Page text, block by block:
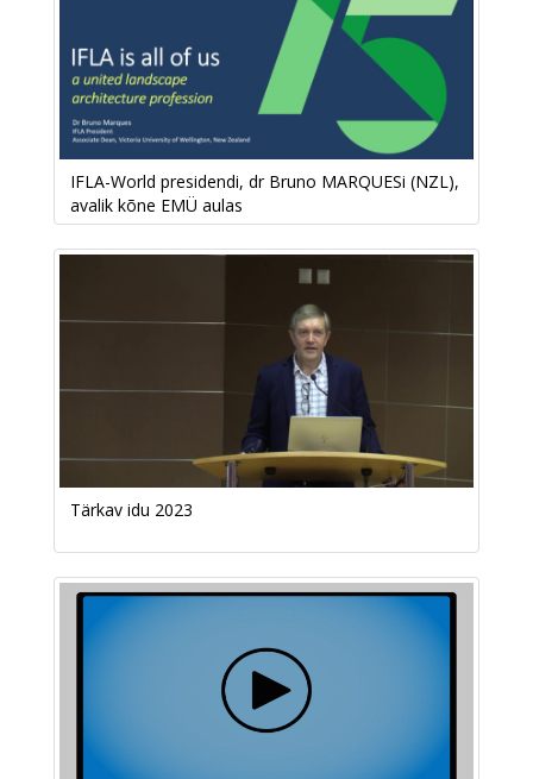
IFLA-World presidendi, dr Bruno MARQUESi (NZL),
avalik kõne EMÜ aulas
Tärkav idu 2023